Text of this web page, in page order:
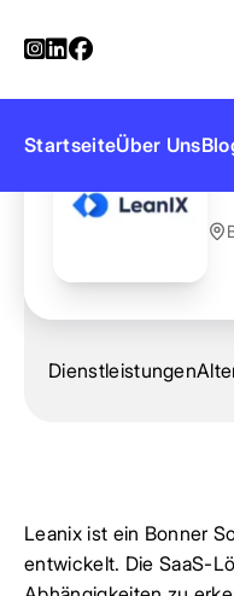
StartseiteÜber Uns
Startseite
Dienstleistungen
Leanix ist ein Bonner
entwickelt. Die SaaS-